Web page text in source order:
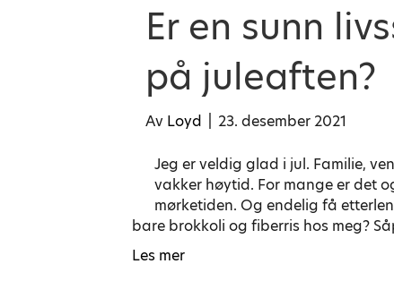
Er en sunn
på juleaften?
Av Loyd 23. desember 2021
Jeg er veldig glad i jul. Familie,
vakker høytid. For mange er det
mørketiden. Og endelig få
bare brokkoli og fiberris hos meg?
Les mer